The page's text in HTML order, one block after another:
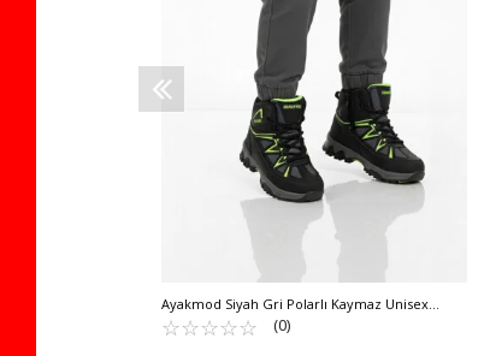
Ayakmod Siyah Gri Polarlı Kaymaz Unisex
Çocuk Outdoor Bot 2301 F
☆☆☆☆☆
★★★★★ (0)